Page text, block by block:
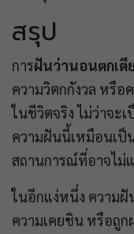
สรุป
การฝันว่านอนตกเตี
ความวิตกกังวล หรื
ในชีวิตจริง ไม่ว่าจะ
ความฝันนี้เหมือนเป็
สถานการณ์ที่อาจไม่
ในอีกแง่หนึ่ง ความ
ความเคยชิน หรือถู